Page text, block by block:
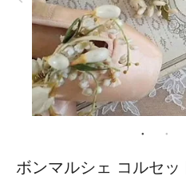
ボンマルシェ コルセッ